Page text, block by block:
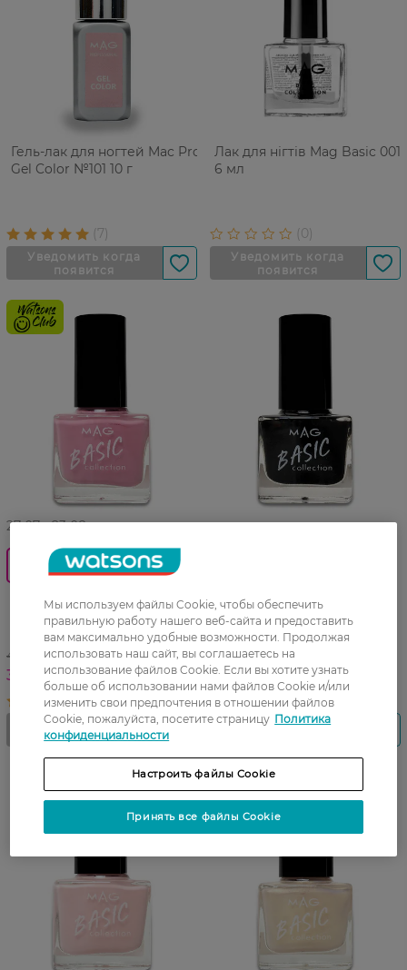
Гель-лак для ногтей Mac Pro
Gel Color №101 10 г
Лак для нігтів Mag Basic 001
6 мл
27 07 - 23 08
Купуй 3 за ціною 2
Лак для ногтей Mag Basic
Collection оттенок 153 6 мл
41,99 ГРН
35,49 ГРН
Мы используем файлы Cookie, чтобы обеспечить
правильную работу нашего веб-сайта и предоставить
вам максимально удобные возможности. Продолжая
использовать наш сайт, вы соглашаетесь на
использование файлов Cookie. Если вы хотите узнать
больше об использовании нами файлов Cookie и/или
изменить свои предпочтения в отношении файлов
Cookie, пожалуйста, посетите страницу Политика
конфиденциальности
Настроить файлы Cookie
Принять все файлы Cookie